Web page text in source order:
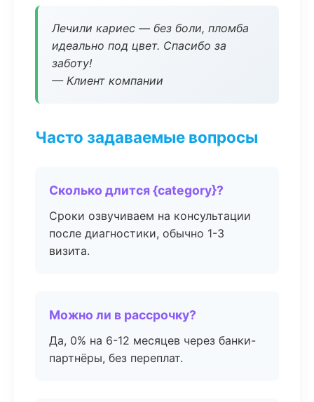
Лечили кариес — без боли, пломба
идеально под цвет. Спасибо за
заботу!
— Клиент компании
Часто задаваемые вопросы
Сколько длится {category}?
Сроки озвучиваем на консультации
после диагностики, обычно 1-3
визита.
Можно ли в рассрочку?
Да, 0% на 6-12 месяцев через банки-
партнёры, без переплат.